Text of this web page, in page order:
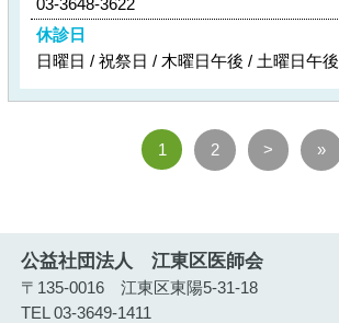
03-3648-3622
休診日
日曜日 / 祝祭日 / 木曜日午後 / 土曜日午後
1 2 > »
公益社団法人 江東区医師会
〒135-0016 江東区東陽5-31-18
TEL 03-3649-1411